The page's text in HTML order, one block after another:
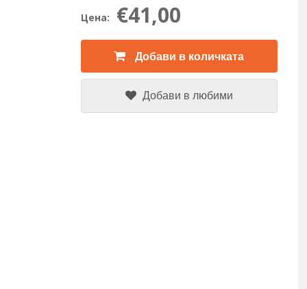
Цена: €41,00
Добави в количката
Добави в любими